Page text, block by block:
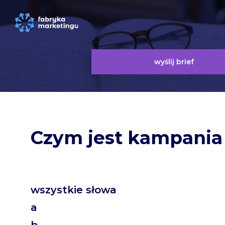
wyślij brief
Czym jest
wszystkie słowa
a